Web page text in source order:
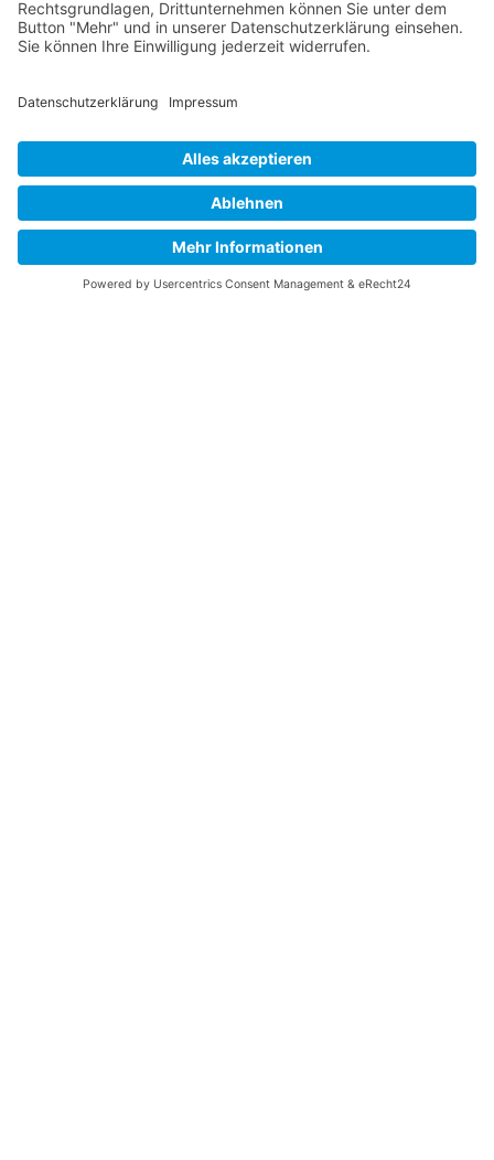
wirklich junge Vereinsmitglied, das gesichtet
wurde.
präzise und kunstvoll baggernd. Man staunt, welch
An drei Arbeitseinsätzen halfen noch viele andere
Vereinsmitglieder, 30 Tonnen Kies als Basis für die
Leitung und Verfüllung des Grabens per
Schubkarre zu verteilen. Alle Hochachtung. Der
Segelfreund Ockert verteilte dann mit seinem
Radlader ordnungsgemäß den Grabenaushub.